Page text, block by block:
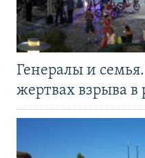
Генералы и
жертвах взрыва в